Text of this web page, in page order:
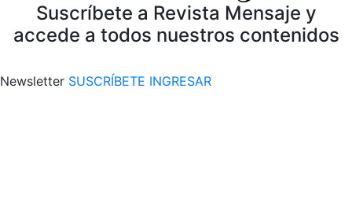
Suscríbete a Revista Mensaje y
accede a todos nuestros contenidos
Newsletter SUSCRÍBETE INGRESAR